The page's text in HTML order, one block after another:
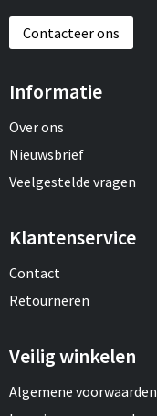
Contacteer ons
Informatie
Over ons
Nieuwsbrief
Veelgestelde vragen
Klantenservice
Contact
Retourneren
Veilig winkelen
Algemene voorwaarden